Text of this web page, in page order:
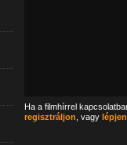
Ha a filmhírrel
regisztráljon , vagy